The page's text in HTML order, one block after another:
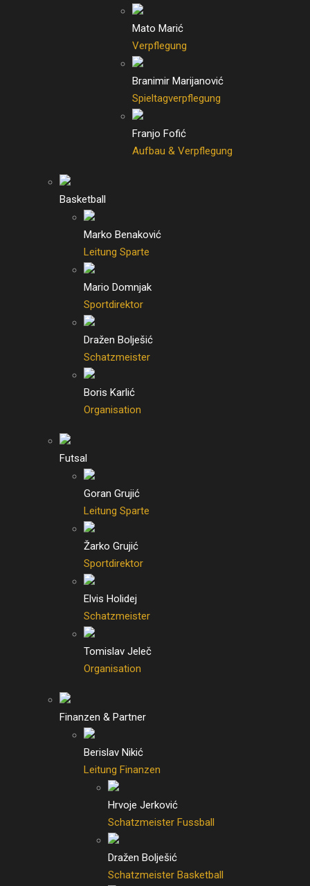
Mato Marić
Verpflegung
Branimir Marijanović
Spieltagverpflegung
Franjo Fofić
Aufbau & Verpflegung
Basketball
Marko Benaković
Leitung Sparte
Mario Domnjak
Sportdirektor
Dražen Bolješić
Schatzmeister
Boris Karlić
Organisation
Futsal
Goran Grujić
Leitung Sparte
Žarko Grujić
Sportdirektor
Elvis Holidej
Schatzmeister
Tomislav Jeleč
Organisation
Finanzen & Partner
Berislav Nikić
Leitung Finanzen
Hrvoje Jerković
Schatzmeister Fussball
Dražen Bolješić
Schatzmeister Basketball